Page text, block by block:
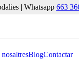
| Whatsapp 663
nosaltresBlogContactar